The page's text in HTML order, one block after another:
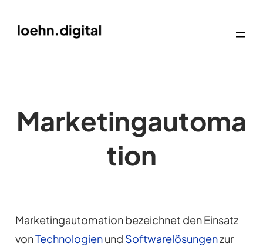
Marketingautoma
tion
Marketingautomation bezeichnet den Einsatz
vonTechnologienund Softwarelösungenzur